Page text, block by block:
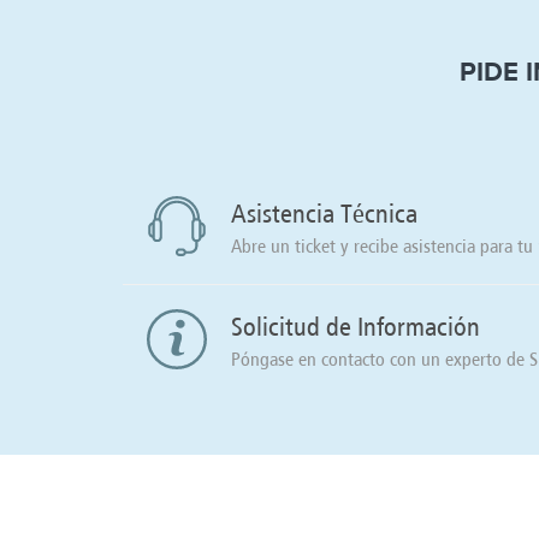
PIDE
Asistencia Técnica
Abre un ticket y recibe asistencia para tu
Solicitud de Información
Póngase en contacto con un experto de